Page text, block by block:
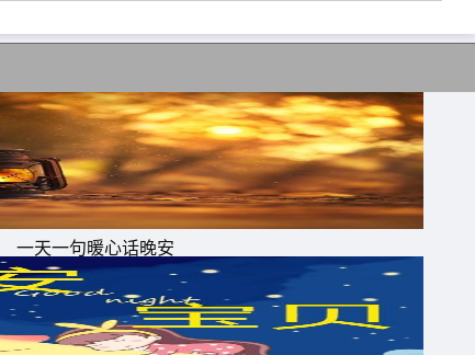
一天一句暖心话晚安